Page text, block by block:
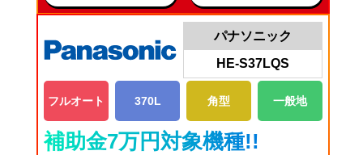
パナソニック
HE-S37LQS
フルオート 370L 角型 一般地
補助金7万円対象機種!!